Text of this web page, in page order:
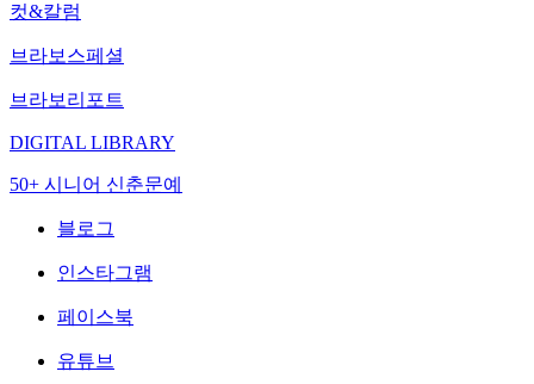
컷&칼럼
브라보스페셜
브라보리포트
DIGITAL LIBRARY
50+ 시니어 신춘문예
블로그
인스타그램
페이스북
유튜브